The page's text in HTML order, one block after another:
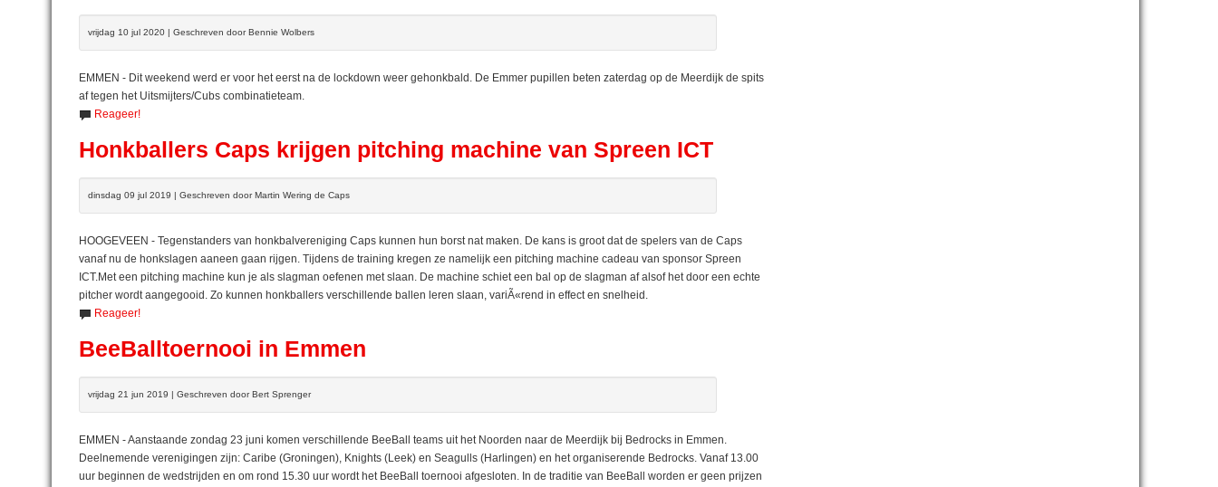
vrijdag 10 jul 2020 | Geschreven door Bennie Wolbers
EMMEN - Dit weekend werd er voor het eerst na de lockdown weer gehonkbald. De Emmer pupillen beten zaterdag op de Meerdijk de spits
af tegen het Uitsmijters/Cubs combinatieteam.
Reageer!
Honkballers Caps krijgen pitching machine van Spreen ICT
dinsdag 09 jul 2019 | Geschreven door Martin Wering de Caps
HOOGEVEEN - Tegenstanders van honkbalvereniging Caps kunnen hun borst nat maken. De kans is groot dat de spelers van de Caps
vanaf nu de honkslagen aaneen gaan rijgen. Tijdens de training kregen ze namelijk een pitching machine cadeau van sponsor Spreen
ICT.Met een pitching machine kun je als slagman oefenen met slaan. De machine schiet een bal op de slagman af alsof het door een echte
pitcher wordt aangegooid. Zo kunnen honkballers verschillende ballen leren slaan, variÃ«rend in effect en snelheid.
Reageer!
BeeBalltoernooi in Emmen
vrijdag 21 jun 2019 | Geschreven door Bert Sprenger
EMMEN - Aanstaande zondag 23 juni komen verschillende BeeBall teams uit het Noorden naar de Meerdijk bij Bedrocks in Emmen.
Deelnemende verenigingen zijn: Caribe (Groningen), Knights (Leek) en Seagulls (Harlingen) en het organiserende Bedrocks. Vanaf 13.00
uur beginnen de wedstrijden en om rond 15.30 uur wordt het BeeBall toernooi afgesloten. In de traditie van BeeBall worden er geen prijzen